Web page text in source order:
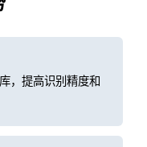
，提高识别精度和